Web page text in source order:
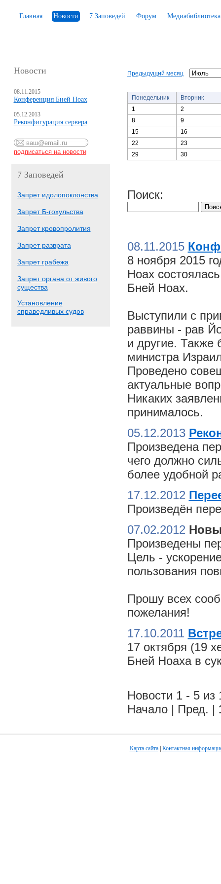
Главная Новости 7 Заповедей Форум Медиабиблиотека
Новости
08.11.2015
Конференция Бней Ноах
05.12.2013
Реконфигурация сервера
7 Заповедей
Запрет идолопоклонства
Запрет Б-гохульства
Запрет кровопролития
Запрет разврата
Запрет грабежа
Запрет органа от живого
существа
Установление
справедливых судов
Предыдущий месяц
Понедельник
Вторник
1
2
8
9
15
16
22
23
29
30
Поиск:
08.11.2015
8 ноября 2015
Ноах
Бней Ноах.
Выступили с
раввины - рав
и другие. Также
министра
Проведено
актуальные
Никаких
принималось.
05.12.2013
Произведена
чего должно
более удобной
17.12.2012
Произведён
07.02.2012
Произведены
Цель -
пользования
Прошу всех
пожелания!
17.10.2011
17 октября (19
Бней Ноаха в
Новости 1 - 5 из
Начало | Пред. |
Карта сайта| Контактная